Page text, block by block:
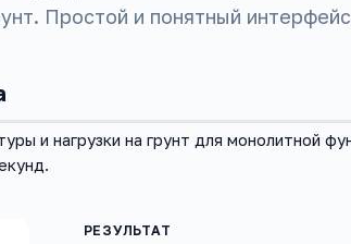
Простой и понятный
и нагрузки на грунт для монолитной